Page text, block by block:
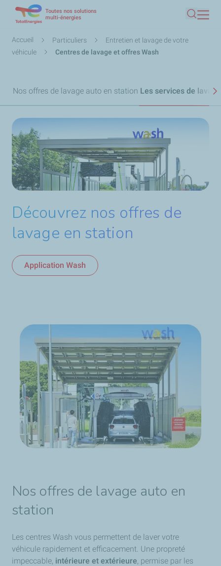
contenu
principal
Toutes nos solutions
multi-énergies
Fil
d'Ariane
Accueil Particuliers
Entretien et lavage de votre
véhicule
Centres de lavage et offres Wash
Nos offres de lavage auto en station Les services de
Découvrez nos offres de
lavage en station
Application Wash
Nos offres de lavage auto en
station
Les centres Wash vous permettent de laver votre
véhicule rapidement et efficacement. Une propreté
impeccable, intérieure et extérieure, permise par les